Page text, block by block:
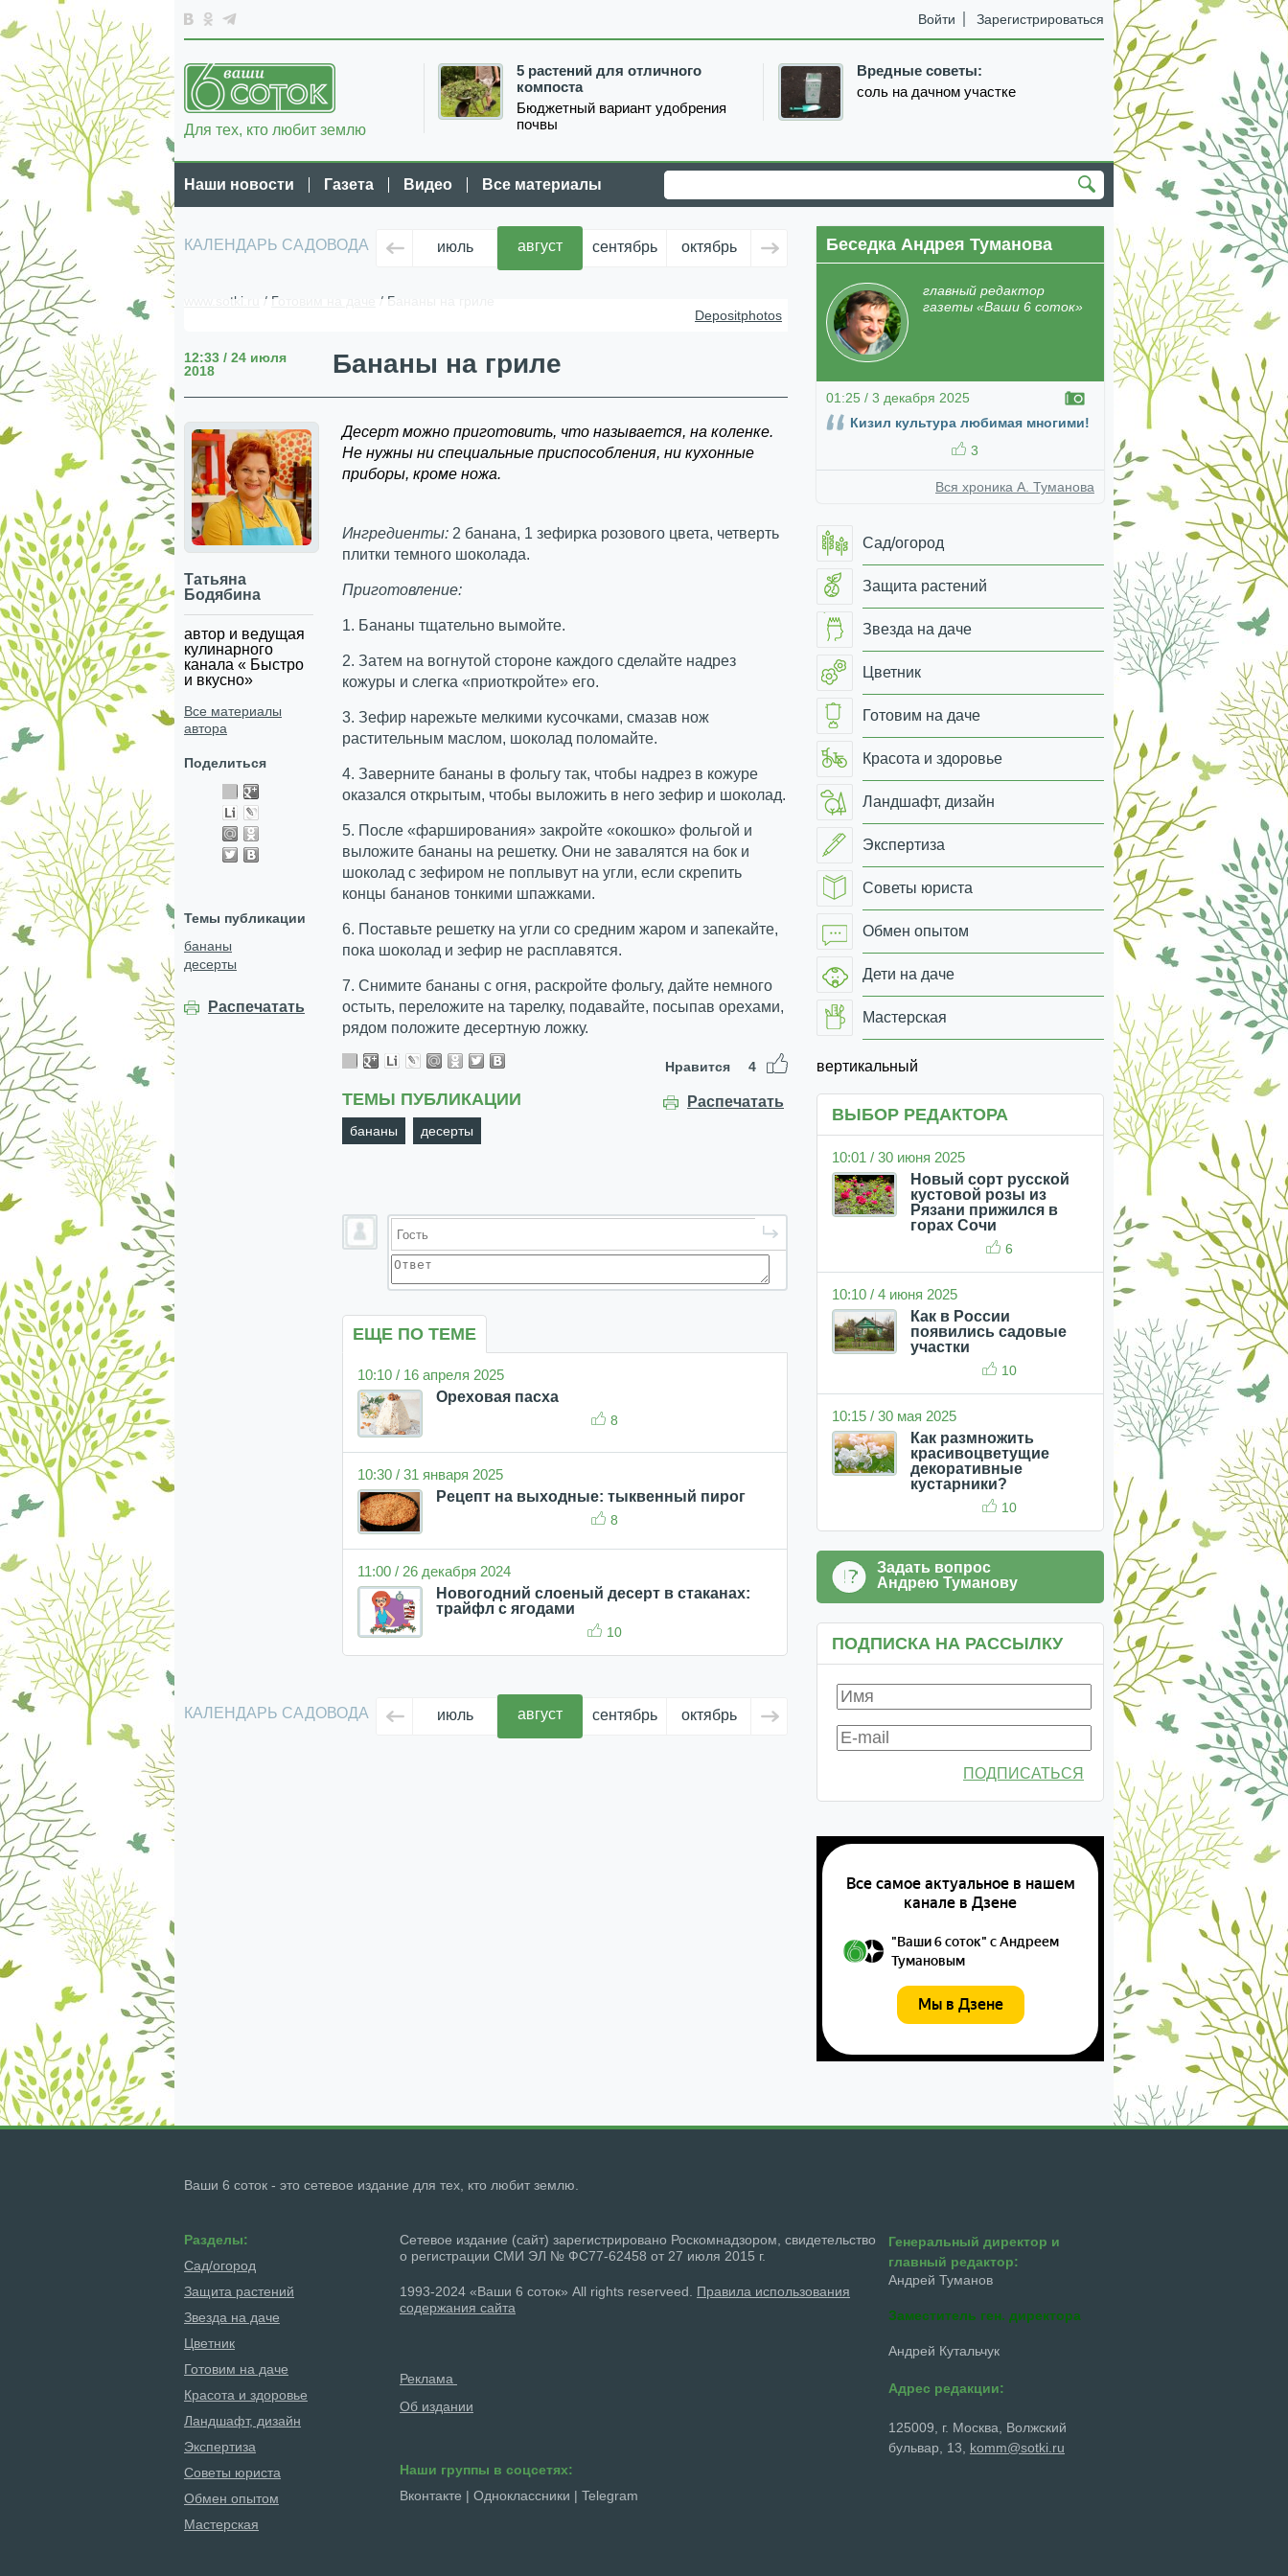
Войти Зарегистрироваться
5 растений для отличного
компоста
Бюджетный вариант удобрения
почвы
Вредные советы:
соль на дачном участке
Для тех, кто любит землю
Наши новости Газета Видео Все материалы
КАЛЕНДАРЬ САДОВОДА июль август сентябрь октябрь ноябрь декабрь январь февраль март апрель
www.sotki.ru / Готовим на даче
/ Бананы на гриле
Depositphotos
12:33 / 24 июля
2018
Бананы на гриле
Татьяна
Бодябина
автор и ведущая
кулинарного
канала « Быстро
и вкусно»
Все материалы
автора
Поделиться
Темы публикации
бананы
десерты
Распечатать
Десерт можно приготовить, что называется, на коленке.
Не нужны ни специальные приспособления, ни кухонные
приборы, кроме ножа.
Ингредиенты: 2 банана, 1 зефирка розового цвета, четверть
плитки темного шоколада.
Приготовление:
1. Бананы тщательно вымойте.
2. Затем на вогнутой стороне каждого сделайте надрез
кожуры и слегка «приоткройте» его.
3. Зефир нарежьте мелкими кусочками, смазав нож
растительным маслом, шоколад поломайте.
4. Заверните бананы в фольгу так, чтобы надрез в кожуре
оказался открытым, чтобы выложить в него зефир и шоколад.
5. После «фарширования» закройте «окошко» фольгой и
выложите бананы на решетку. Они не завалятся на бок и
шоколад с зефиром не поплывут на угли, если скрепить
концы бананов тонкими шпажками.
6. Поставьте решетку на угли со средним жаром и запекайте,
пока шоколад и зефир не расплавятся.
7. Снимите бананы с огня, раскройте фольгу, дайте немного
остыть, переложите на тарелку, подавайте, посыпав орехами,
рядом положите десертную ложку.
Нравится 4
Распечатать
ТЕМЫ ПУБЛИКАЦИИ
бананы десерты
ЕЩЕ ПО ТЕМЕ
10:10 / 16 апреля 2025
Ореховая пасха
8
10:30 / 31 января 2025
Рецепт на выходные: тыквенный пирог
8
11:00 / 26 декабря 2024
Новогодний слоеный десерт в стаканах:
трайфл с ягодами
10
КАЛЕНДАРЬ САДОВОДА июль август сентябрь октябрь ноябрь декабрь январь февраль март апрель
Беседка Андрея Туманова
главный редактор
газеты «Ваши 6 соток»
01:25 / 3 декабря 2025
Кизил культура любимая многими!
3
Вся хроника А. Туманова
Сад/огород
Защита растений
Звезда на даче
Цветник
Готовим на даче
Красота и здоровье
Ландшафт, дизайн
Экспертиза
Советы юриста
Обмен опытом
Дети на даче
Мастерская
вертикальный
ВЫБОР РЕДАКТОРА
10:01 / 30 июня 2025
Новый сорт русской
кустовой розы из
Рязани прижился в
горах Сочи
6
10:10 / 4 июня 2025
Как в России
появились садовые
участки
10
10:15 / 30 мая 2025
Как размножить
красивоцветущие
декоративные
кустарники?
10
Задать вопрос
Андрею Туманову
ПОДПИСКА НА РАССЫЛКУ
ПОДПИСАТЬСЯ
Ваши 6 соток - это сетевое издание для тех, кто любит землю.
Разделы:
Сад/огород
Защита растений
Звезда на даче
Цветник
Готовим на даче
Красота и здоровье
Ландшафт, дизайн
Экспертиза
Советы юриста
Обмен опытом
Мастерская
Сетевое издание (сайт) зарегистрировано Роскомнадзором, свидетельство
о регистрации СМИ ЭЛ № ФС77-62458 от 27 июля 2015 г.
1993-2024 «Ваши 6 соток» All rights reserveed. Правила использования
содержания сайта
Реклама
Об издании
Наши группы в соцсетях:
Вконтакте | Одноклассники | Telegram
Генеральный директор и
главный редактор:
Андрей Туманов
Заместитель ген. директора
Андрей Кутальчук
Адрес редакции:
125009, г. Москва, Волжский
бульвар, 13, komm@sotki.ru